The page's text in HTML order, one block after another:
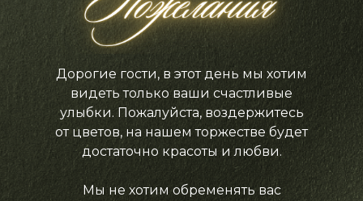
Дорогие гости, в этот день мы хотим
видеть только ваши счастливые
улыбки. Пожалуйста, воздержитесь
от цветов, на нашем торжестве будет
достаточно красоты и любви.
Мы не хотим обременять вас